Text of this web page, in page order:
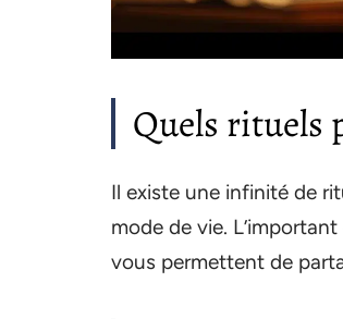
Quels rituels
Il existe une infinité de
mode de vie.
vous permettent de